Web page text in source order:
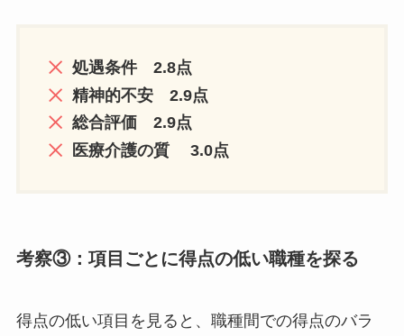
処遇条件 2.8点
精神的不安 2.9点
総合評価 2.9点
医療介護の質 3.0点
考察③：項目ごとに得点の低い職種を探る
得点の低い項目を見ると、職種間での得点のバラ